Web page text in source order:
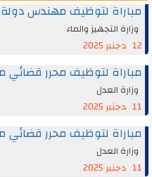
مباراة لتوظيف مهندس دولة
وزارة التجهيز والماء
12 دجنبر 2025
مباراة لتوظيف محرر قضائي من
وزارة العدل
11 دجنبر 2025
مباراة لتوظيف محرر قضائي من
وزارة العدل
11 دجنبر 2025